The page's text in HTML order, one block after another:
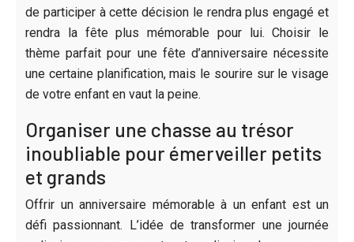
de participer à cette décision le rendra plus engagé et
rendra la fête plus mémorable pour lui. Choisir le
thème parfait pour une fête d’anniversaire nécessite
une certaine planification, mais le sourire sur le visage
de votre enfant en vaut la peine.
Organiser une chasse au trésor
inoubliable pour émerveiller petits
et grands
Offrir un anniversaire mémorable à un enfant est un
défi passionnant. L’idée de transformer une journée